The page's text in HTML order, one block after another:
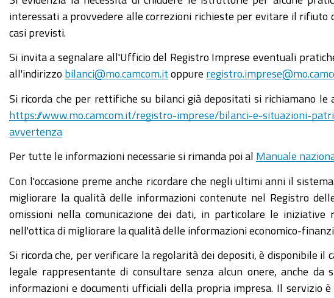
interessati a provvedere alle correzioni richieste per evitare il rifiuto
casi previsti.
Si invita a segnalare all'Ufficio del Registro Imprese eventuali
all'indirizzo bilanci@mo.camcom.it oppure
Si ricorda che per rettifiche su bilanci già depositati si richiamano
https://www.mo.camcom.it/registro-imprese/bilanci-e-situazioni-
avvertenza
Per tutte le informazioni necessarie si rimanda poi al Manuale
Con l'occasione preme anche ricordare che negli ultimi anni il
migliorare la qualità delle informazioni contenute nel Registro
omissioni nella comunicazione dei dati, in particolare le
nell'ottica di migliorare la qualità delle informazioni economico-
Si ricorda che, per verificare la regolarità dei depositi, è disponibile il
legale rappresentante di consultare senza alcun onere, anche
informazioni e documenti ufficiali della propria impresa. Il servizio è